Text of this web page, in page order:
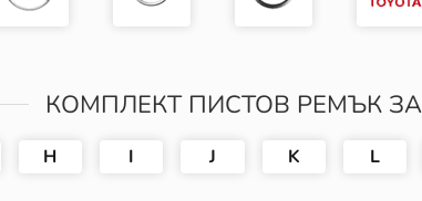
КОМПЛЕКТ ПИСТОВ РЕМЪК
H I J K L